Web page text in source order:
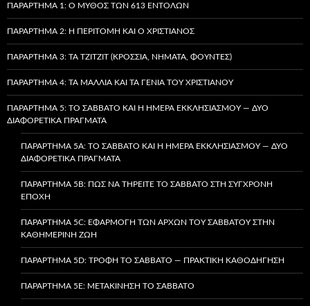
ΠΑΡΆΡΤΗΜΑ 1: Ο ΜΎΘΟΣ ΤΩΝ 613 ΕΝΤΟΛΏΝ
ΠΑΡΆΡΤΗΜΑ 2: Η ΠΕΡΙΤΟΜΉ ΚΑΙ Ο ΧΡΙΣΤΙΑΝΌΣ
ΠΑΡΆΡΤΗΜΑ 3: ΤΑ TZITZIT (ΚΡΌΣΣΙΑ, ΝΉΜΑΤΑ, ΦΟΎΝΤΕΣ)
ΠΑΡΆΡΤΗΜΑ 4: ΤΑ ΜΑΛΛΙΆ ΚΑΙ ΤΑ ΓΈΝΙΑ ΤΟΥ ΧΡΙΣΤΙΑΝΟΎ
ΠΑΡΆΡΤΗΜΑ 5: ΤΟ ΣΆΒΒΑΤΟ ΚΑΙ Η ΗΜΈΡΑ ΕΚΚΛΗΣΙΑΣΜΟΎ — ΔΎΟ
ΔΙΑΦΟΡΕΤΙΚΆ ΠΡΆΓΜΑΤΑ
ΠΑΡΆΡΤΗΜΑ 5A: ΤΟ ΣΆΒΒΑΤΟ ΚΑΙ Η ΗΜΈΡΑ ΕΚΚΛΗΣΙΑΣΜΟΎ — ΔΎΟ
ΔΙΑΦΟΡΕΤΙΚΆ ΠΡΆΓΜΑΤΑ
ΠΑΡΆΡΤΗΜΑ 5B: ΠΏΣ ΝΑ ΤΗΡΕΊΤΕ ΤΟ ΣΆΒΒΑΤΟ ΣΤΗ ΣΎΓΧΡΟΝΗ
ΕΠΟΧΉ
ΠΑΡΆΡΤΗΜΑ 5C: ΕΦΑΡΜΟΓΉ ΤΩΝ ΑΡΧΏΝ ΤΟΥ ΣΑΒΒΆΤΟΥ ΣΤΗΝ
ΚΑΘΗΜΕΡΙΝΉ ΖΩΉ
ΠΑΡΆΡΤΗΜΑ 5D: ΤΡΟΦΉ ΤΟ ΣΆΒΒΑΤΟ — ΠΡΑΚΤΙΚΉ ΚΑΘΟΔΉΓΗΣΗ
ΠΑΡΆΡΤΗΜΑ 5E: ΜΕΤΑΚΊΝΗΣΗ ΤΟ ΣΆΒΒΑΤΟ